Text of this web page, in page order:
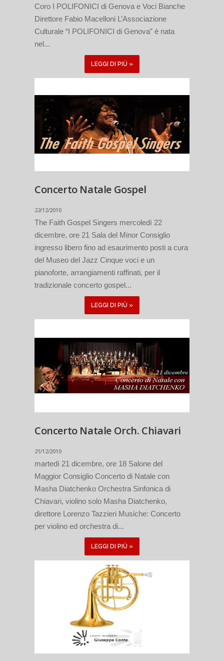
Coro I POLIFONICI di Genova e Voci Bianche
Direttore Fabio Macelloni L’Associazione
Culturale “I POLIFONICI di Genova” è nata
nel...
LEGGI DI PIÙ »
Concerto Natale Gospel
22/12/2010
The Faith Gospel Singers mercoledì 22
dicembre, ore 21 Sala del Minor Consiglio
ingresso libero fino ad esaurimento posti a cura
del Museo del Jazz Cinque voci e un
pianoforte, arrangiamenti raffinati, per il
tradizionale concerto gospel...
LEGGI DI PIÙ »
Concerto Natale Orch. Chiavari
21/12/2010
martedì 21 dicembre, ore 18 Salone del
Maggior Consiglio Concerto di Natale con
Masha Diatchenko Orchestra Sinfonica di
Chiavari, violino solo Masha Diatchenko,
direttore Lorenzo Tazzieri Musiche: Concerto
per violino ed orchestra di...
LEGGI DI PIÙ »